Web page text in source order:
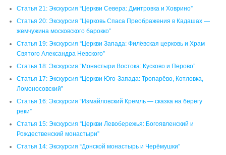
Статья 21: Экскурсия “Церкви Севера: Дмитровка и Ховрино”
Статья 20: Экскурсия “Церковь Спаса Преображения в Кадашах —
жемчужина московского барокко”
Статья 19: Экскурсия “Церкви Запада: Филёвская церковь и Храм
Святого Александра Невского”
Статья 18: Экскурсия “Монастыри Востока: Кусково и Перово”
Статья 17: Экскурсия “Церкви Юго-Запада: Тропарёво, Котловка,
Ломоносовский”
Статья 16: Экскурсия “Измайловский Кремль — сказка на берегу
реки”
Статья 15: Экскурсия “Церкви Левобережья: Богоявленский и
Рождественский монастыри”
Статья 14: Экскурсия “Донской монастырь и Черёмушки”